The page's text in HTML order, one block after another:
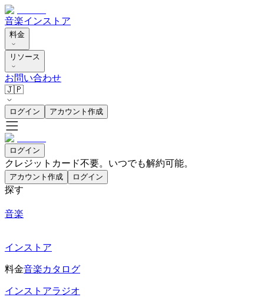
音楽インストア
料金
リソース
お問い合わせ
🇯🇵
ログイン アカウント作成
ログイン
クレジットカード不要。いつでも解約可能。
アカウント作成 ログイン
探す
音楽
インストア
料金音楽カタログ
インストアラジオ